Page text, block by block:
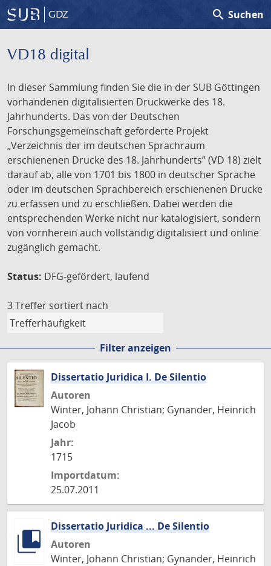
GDZ search Suchen
VD18 digital
In dieser Sammlung finden Sie die in der SUB Göttingen
vorhandenen digitalisierten Druckwerke des 18.
Jahrhunderts. Das von der Deutschen
Forschungsgemeinschaft geförderte Projekt
„Verzeichnis der im deutschen Sprachraum
erschienenen Drucke des 18. Jahrhunderts” (VD 18) zielt
darauf ab, alle von 1701 bis 1800 in deutscher Sprache
oder im deutschen Sprachbereich erschienenen Drucke
zu erfassen und zu erschließen. Dabei werden die
entsprechenden Werke nicht nur katalogisiert, sondern
von vornherein auch vollständig digitalisiert und online
zugänglich gemacht.
Status: DFG-gefördert, laufend
3 Treffer sortiert nach
Filter anzeigen
Dissertatio Juridica I. De Silentio
Autoren
Winter, Johann Christian; Gynander, Heinrich
Jacob
Jahr:
1715
Importdatum:
25.07.2011
Dissertatio Juridica ... De Silentio
Autoren
Winter, Johann Christian; Gynander, Heinrich